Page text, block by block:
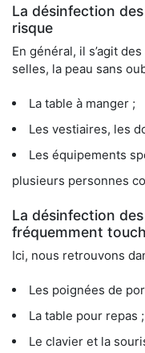
La désinfection
risque
En général, il s’agit
selles, la peau sans
La table à manger ;
Les vestiaires, les
Les équipements
plusieurs personnes
La désinfection
fréquemment
Ici, nous retrouvons
Les poignées de
La table pour repas ;
Le clavier et la